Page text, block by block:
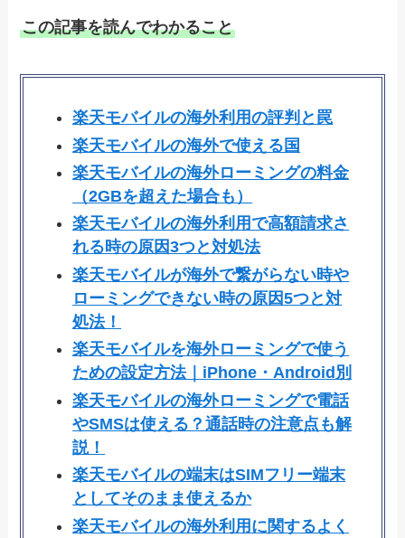
この記事を読んでわかること
楽天モバイルの海外利用の評判と罠
楽天モバイルの海外で使える国
楽天モバイルの海外ローミングの料金
（2GBを超えた場合も）
楽天モバイルの海外利用で高額請求さ
れる時の原因3つと対処法
楽天モバイルが海外で繋がらない時や
ローミングできない時の原因5つと対
処法！
楽天モバイルを海外ローミングで使う
ための設定方法｜iPhone・Android別
楽天モバイルの海外ローミングで電話
やSMSは使える？通話時の注意点も解
説！
楽天モバイルの端末はSIMフリー端末
としてそのまま使えるか
楽天モバイルの海外利用に関するよく